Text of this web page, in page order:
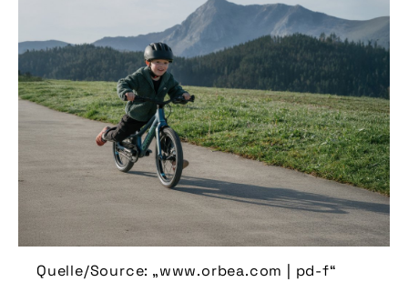
Quelle/Source: „www.orbea.com | pd-f“